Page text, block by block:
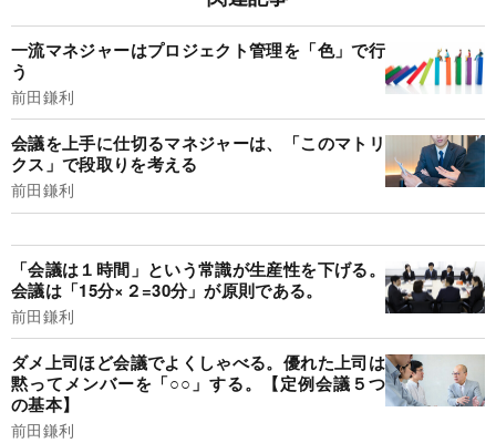
一流マネジャーはプロジェクト管理を「色」で行
う
前田鎌利
会議を上手に仕切るマネジャーは、「このマトリ
クス」で段取りを考える
前田鎌利
「会議は１時間」という常識が生産性を下げる。
会議は「15分×２=30分」が原則である。
前田鎌利
ダメ上司ほど会議でよくしゃべる。優れた上司は
黙ってメンバーを「○○」する。【定例会議５つ
の基本】
前田鎌利